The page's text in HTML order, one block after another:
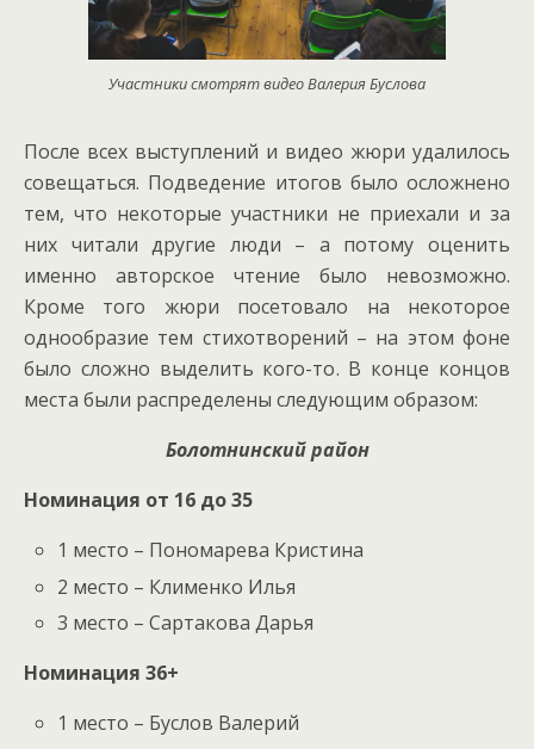
Участники смотрят видео Валерия Буслова
После всех выступлений и видео жюри удалилось
совещаться. Подведение итогов было осложнено
тем, что некоторые участники не приехали и за
них читали другие люди – а потому оценить
именно авторское чтение было невозможно.
Кроме того жюри посетовало на некоторое
однообразие тем стихотворений – на этом фоне
было сложно выделить кого-то. В конце концов
места были распределены следующим образом:
Болотнинский район
Номинация от 16 до 35
1 место – Пономарева Кристина
2 место – Клименко Илья
3 место – Сартакова Дарья
Номинация 36+
1 место – Буслов Валерий